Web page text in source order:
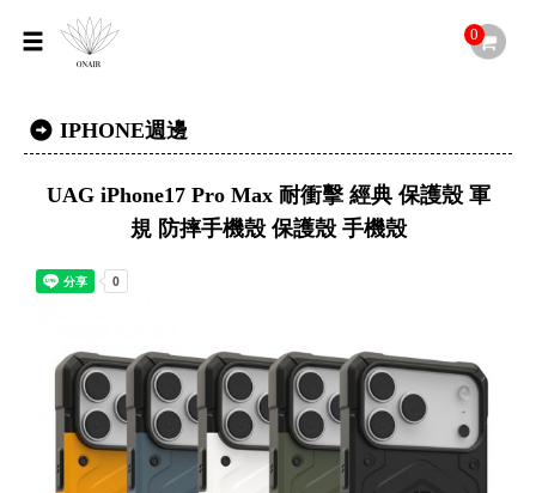
0
IPHONE週邊
UAG iPhone17 Pro Max 耐衝擊 經典 保護殼 軍
規 防摔手機殼 保護殼 手機殼